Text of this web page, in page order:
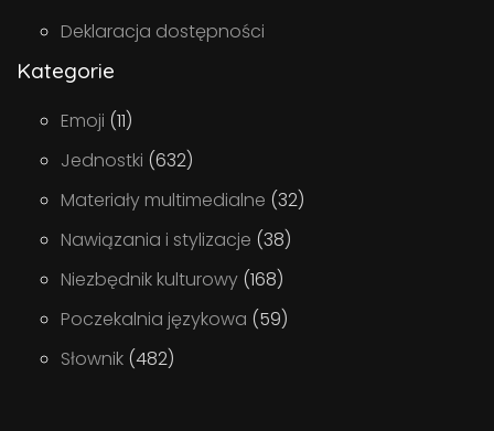
Deklaracja dostępności
Kategorie
Emoji (11)
Jednostki (632)
Materiały multimedialne (32)
Nawiązania i stylizacje (38)
Niezbędnik kulturowy (168)
Poczekalnia językowa (59)
Słownik (482)